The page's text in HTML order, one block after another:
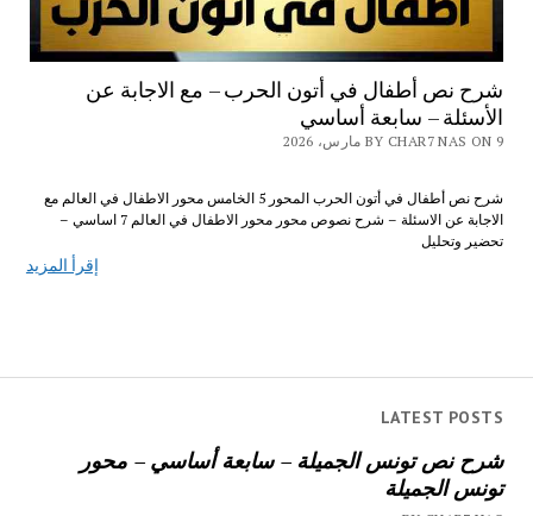
LATEST POSTS
شرح نص تونس الجميلة – سابعة أساسي – محور
تونس الجميلة
شرح نص أطفال في أتون الحرب – مع الاجابة عن
الأسئلة – سابعة أساسي
BY CHAR7 NAS ON 9 مارس، 2026
شرح نص أطفال في أتون الحرب المحور 5 الخامس محور الاطفال في العالم مع
الاجابة عن الاسئلة – شرح نصوص محور محور الاطفال في العالم 7 اساسي –
تحضير وتحليل
إقرأ المزيد